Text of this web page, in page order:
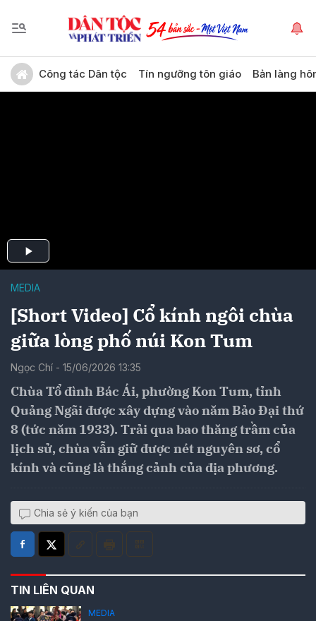
Công tác Dân tộc Tín ngưỡng tôn giáo Bản làng
MEDIA
[Short Video] Cổ kính ngôi chùa
giữa lòng phố núi Kon Tum
Ngọc Chí - 15/06/2026 13:35
Chùa Tổ đình Bác Ái, phường Kon Tum, tỉnh
Quảng Ngãi được xây dựng vào năm Bảo Đại thứ
8 (tức năm 1933). Trải qua bao thăng trầm của
lịch sử, chùa vẫn giữ được nét nguyên sơ, cổ
kính và cũng là thắng cảnh của địa phương.
Chia sẻ ý kiến của bạn
TIN LIÊN QUAN
MEDIA